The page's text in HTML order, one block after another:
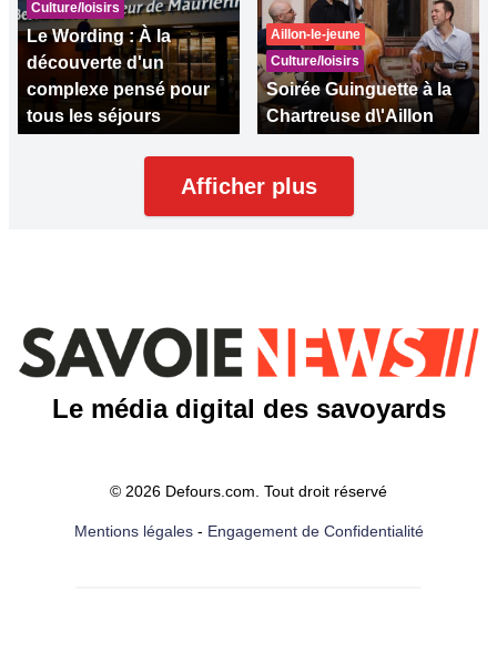
Culture/loisirs
Le Wording : À la
découverte d'un
complexe pensé pour
tous les séjours
Aillon-le-jeune
Culture/loisirs
Soirée Guinguette à la
Chartreuse d\'Aillon
Afficher plus
Le média digital des savoyards
© 2026 Defours.com. Tout droit réservé
Mentions légales- Engagement de Confidentialité